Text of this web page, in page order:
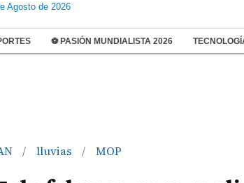
Agosto de 2026
⚽ PASIÓN MUNDIALISTA 2026
/ lluvias / MOP